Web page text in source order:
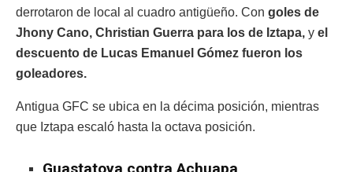
derrotaron de local al cuadro antigüeño. Con goles de
Jhony Cano, Christian Guerra para los de Iztapa, y el
descuento de Lucas Emanuel Gómez fueron los
goleadores.
Antigua GFC se ubica en la décima posición, mientras
que Iztapa escaló hasta la octava posición.